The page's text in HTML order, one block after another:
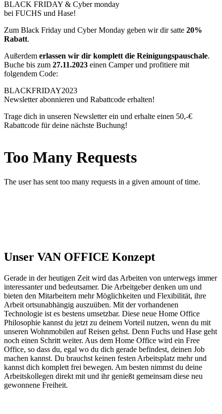
Unser VAN OFFICE Konzept
Gerade in der heutigen Zeit wird das Arbeiten von unterwegs immer
interessanter und bedeutsamer. Die Arbeitgeber denken um und
bieten den Mitarbeitern mehr Möglichkeiten und Flexibilität, ihre
Arbeit ortsunabhängig auszuüben. Mit der vorhandenen
Technologie ist es bestens umsetzbar. Diese neue Home Office
Philosophie kannst du jetzt zu deinem Vorteil nutzen, wenn du mit
unseren Wohnmobilen auf Reisen gehst. Denn Fuchs und Hase geht
noch einen Schritt weiter. Aus dem Home Office wird ein Free
Office, so dass du, egal wo du dich gerade befindest, deinen Job
machen kannst. Du brauchst keinen festen Arbeitsplatz mehr und
kannst dich komplett frei bewegen. Am besten nimmst du deine
Arbeitskollegen direkt mit und ihr genießt gemeinsam diese neu
gewonnene Freiheit.